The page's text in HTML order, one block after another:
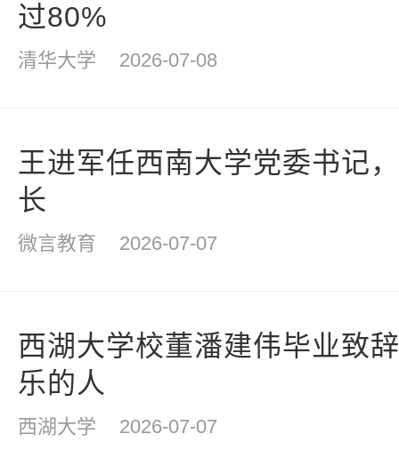
过80%
清华大学 2026-07-08
王进军任西南大学党委书记
长
微言教育 2026-07-07
西湖大学校董潘建伟毕业致
乐的人
西湖大学 2026-07-07